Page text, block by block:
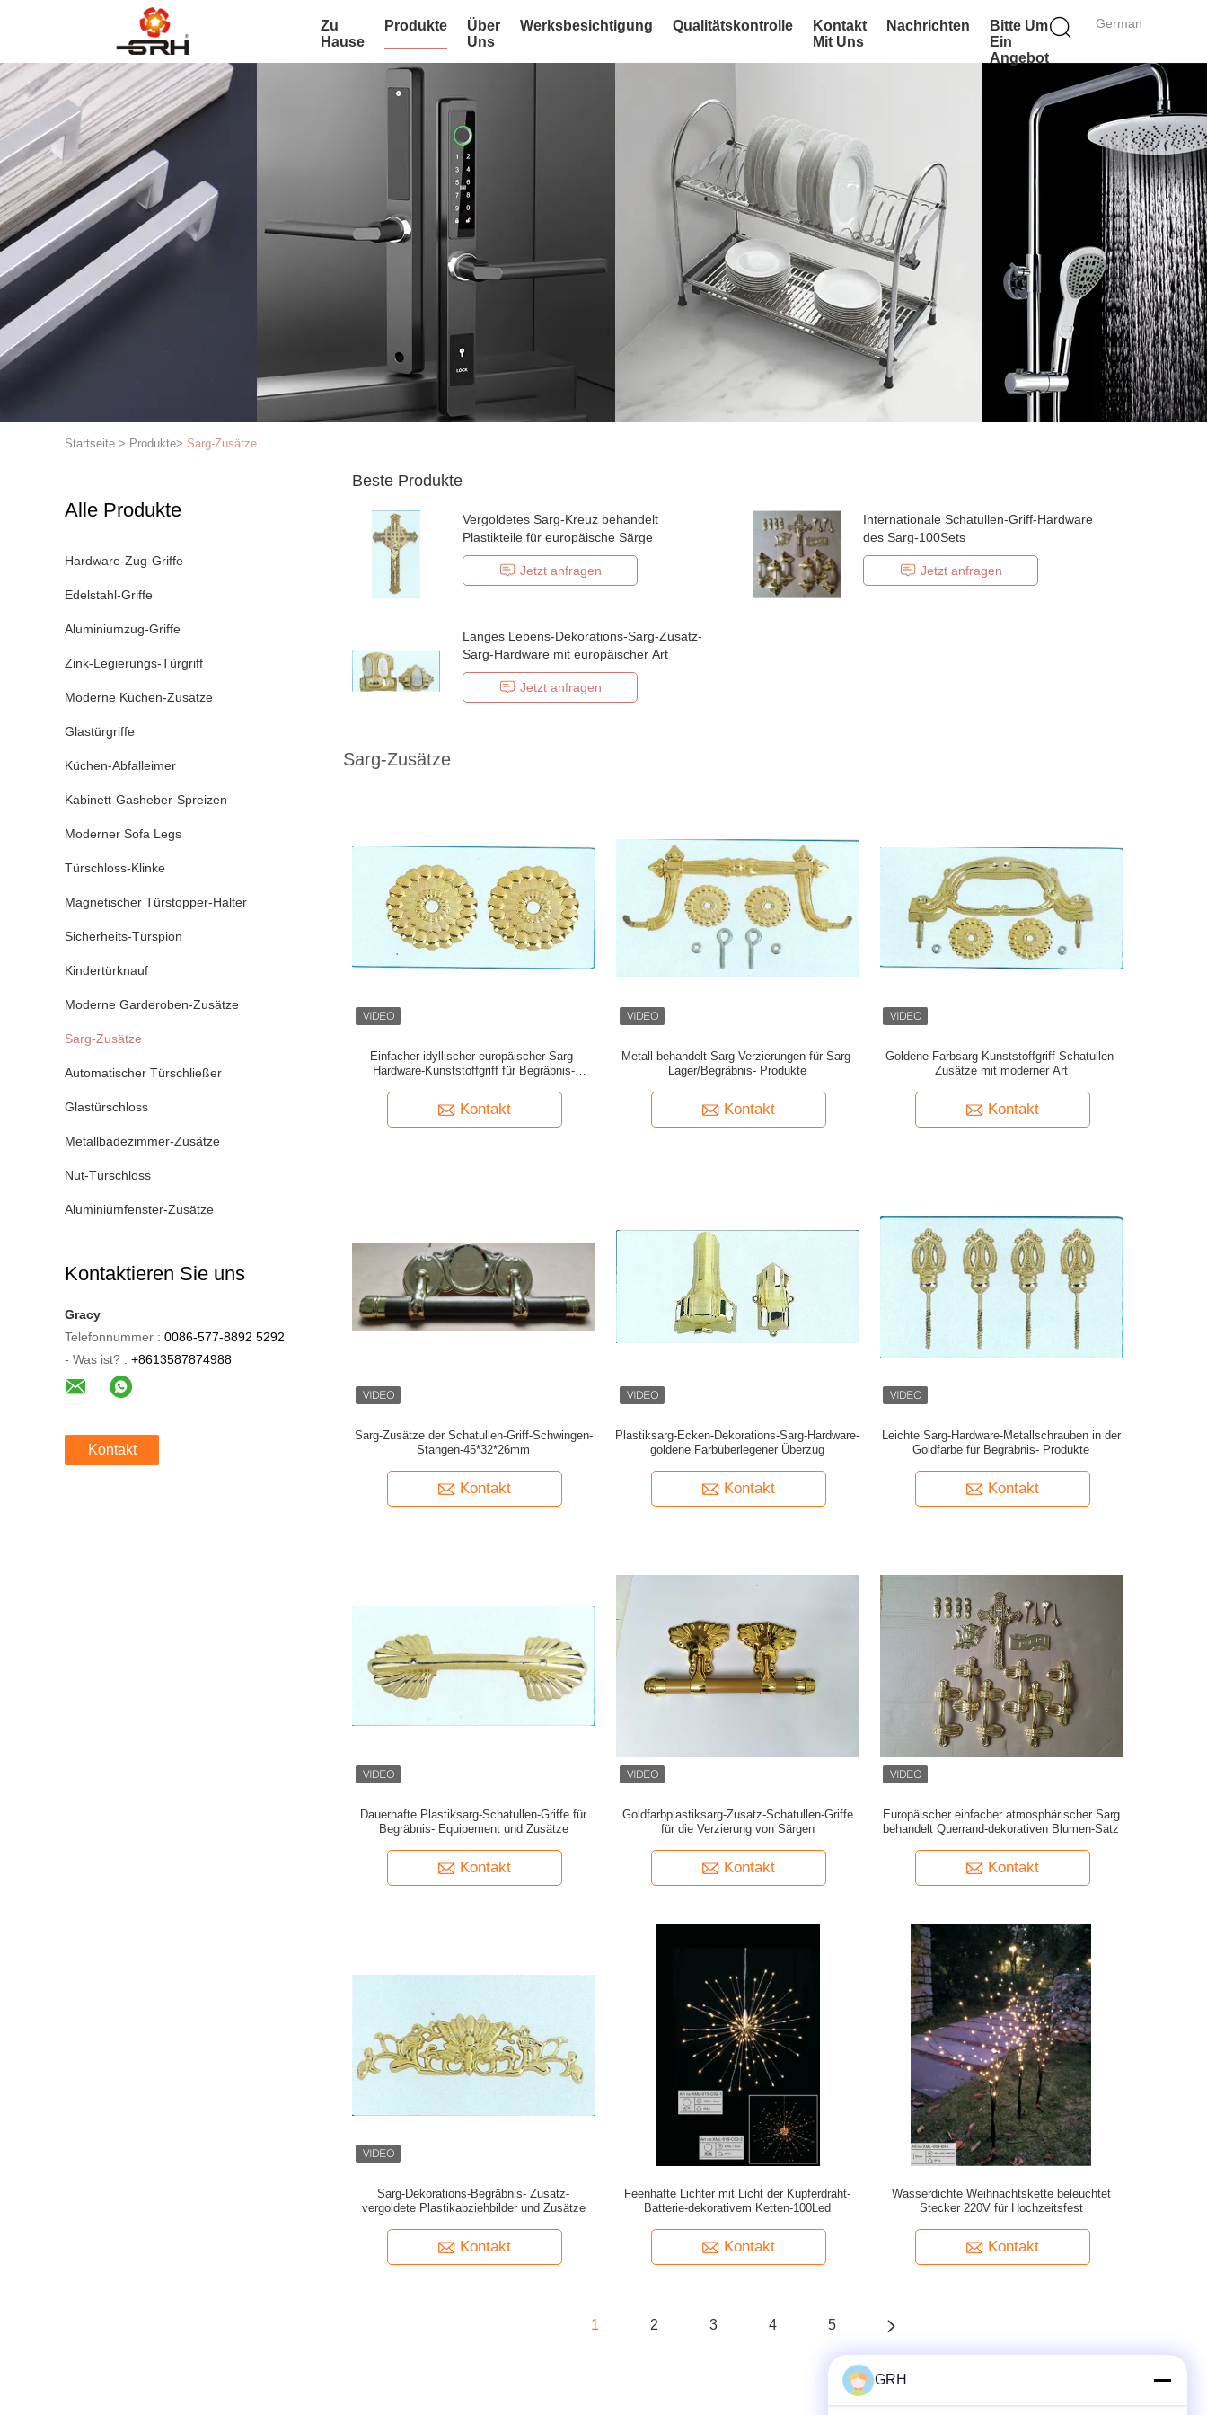
German
Zu
Hause
Produkte
Über
Uns
Werksbesichtigung Qualitätskontrolle
Kontakt
Mit Uns
Nachrichten
Bitte Um
Ein
Angebot
Startseite > Produkte> Sarg-Zusätze
Alle Produkte
Hardware-Zug-Griffe
Edelstahl-Griffe
Aluminiumzug-Griffe
Zink-Legierungs-Türgriff
Moderne Küchen-Zusätze
Glastürgriffe
Küchen-Abfalleimer
Kabinett-Gasheber-Spreizen
Moderner Sofa Legs
Türschloss-Klinke
Magnetischer Türstopper-Halter
Sicherheits-Türspion
Kindertürknauf
Moderne Garderoben-Zusätze
Sarg-Zusätze
Automatischer Türschließer
Glastürschloss
Metallbadezimmer-Zusätze
Nut-Türschloss
Aluminiumfenster-Zusätze
Kontaktieren Sie uns
Gracy
Telefonnummer : 0086-577-8892 5292
- Was ist? : +8613587874988
Kontakt
Beste Produkte
Vergoldetes Sarg-Kreuz behandelt
Plastikteile für europäische Särge
Jetzt anfragen
Internationale Schatullen-Griff-Hardware
des Sarg-100Sets
Jetzt anfragen
Langes Lebens-Dekorations-Sarg-Zusatz-
Sarg-Hardware mit europäischer Art
Jetzt anfragen
Sarg-Zusätze
Einfacher idyllischer europäischer Sarg-
Hardware-Kunststoffgriff für Begräbnis-
Kontakt
Metall behandelt Sarg-Verzierungen für Sarg-
Lager/Begräbnis- Produkte
Kontakt
Goldene Farbsarg-Kunststoffgriff-Schatullen-
Zusätze mit moderner Art
Kontakt
Sarg-Zusätze der Schatullen-Griff-Schwingen-
Stangen-45*32*26mm
Kontakt
Plastiksarg-Ecken-Dekorations-Sarg-Hardware-
goldene Farbüberlegener Überzug
Kontakt
Leichte Sarg-Hardware-Metallschrauben in der
Goldfarbe für Begräbnis- Produkte
Kontakt
Dauerhafte Plastiksarg-Schatullen-Griffe für
Begräbnis- Equipement und Zusätze
Kontakt
Goldfarbplastiksarg-Zusatz-Schatullen-Griffe
für die Verzierung von Särgen
Kontakt
Europäischer einfacher atmosphärischer Sarg
behandelt Querrand-dekorativen Blumen-Satz
Kontakt
Sarg-Dekorations-Begräbnis- Zusatz-
vergoldete Plastikabziehbilder und Zusätze
Kontakt
Feenhafte Lichter mit Licht der Kupferdraht-
Batterie-dekorativem Ketten-100Led
Kontakt
Wasserdichte Weihnachtskette beleuchtet
Stecker 220V für Hochzeitsfest
Kontakt
1 2 3 4 5
GRH